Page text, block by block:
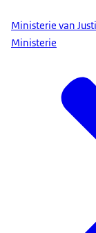
Ministerie van
Ministerie